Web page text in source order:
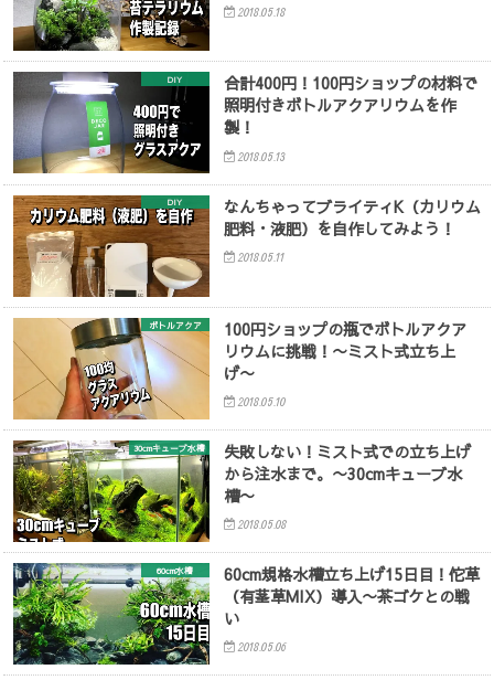
2018.05.18
DIY
合計400円！100円ショップの材料で
照明付きボトルアクアリウムを作
製！
2018.05.13
DIY
なんちゃってブライティK（カリウム
肥料・液肥）を自作してみよう！
2018.05.11
ボトルアクア
100円ショップの瓶でボトルアクア
リウムに挑戦！〜ミスト式立ち上
げ〜
2018.05.10
30cmキューブ水槽
失敗しない！ミスト式での立ち上げ
から注水まで。〜30cmキューブ水
槽〜
2018.05.08
60cm水槽
60cm規格水槽立ち上げ15日目！佗草
（有茎草MIX）導入〜茶ゴケとの戦
い
2018.05.06